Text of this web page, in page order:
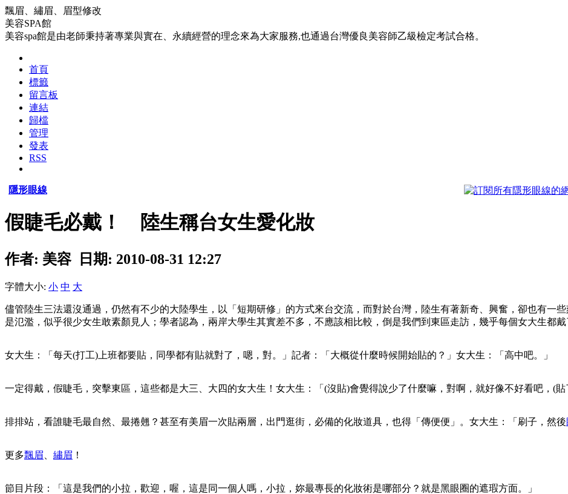
飄眉、繡眉、眉型修改
美容SPA館
美容spa館是由老師秉持著專業與實在、永續經營的理念來為大家服務,也通過台灣優良美容師乙級檢定考試合格。
首頁
標籤
留言板
連結
歸檔
管理
發表
RSS
隱形眼線
假睫毛必戴！ 陸生稱台女生愛化妝
作者: 美容 日期: 2010-08-31 12:27
字體大小: 小 中 大
儘管陸生三法還沒通過，仍然有不少的大陸學生，以「短期研修」的方式來台交流，而對於台灣，陸生有著新奇、興奮，卻也有一
是氾濫，似乎很少女生敢素顏見人；學者認為，兩岸大學生其實差不多，不應該相比較，倒是我們到東區走訪，幾乎每個女大生都戴
女大生：「每天(打工)上班都要貼，同學都有貼就對了，嗯，對。」記者：「大概從什麼時候開始貼的？」女大生：「高中吧。」
一定得戴，假睫毛，突擊東區，這些都是大三、大四的女大生！女大生：「(沒貼)會覺得說少了什麼嘛，對啊，就好像不好看吧，(貼
排排站，看誰睫毛最自然、最捲翹？甚至有美眉一次貼兩層，出門逛街，必備的化妝道具，也得「傳便便」。女大生：「刷子，然後
更多飄眉 繡眉 ！
節目片段：「這是我們的小拉，歡迎，喔，這是同一個人嗎，小拉，妳最專長的化妝術是哪部分？就是黑眼圈的遮瑕方面。」